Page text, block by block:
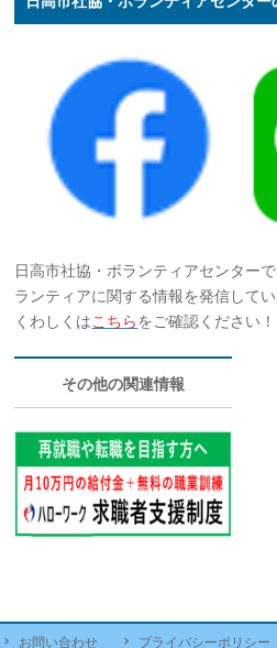
日高市社協・ボランティアセンター
ランティアに関する情報を発信してい
くわしくはこちらをご確認ください！
その他の関連情報
お問い合わせ プライバシーポリシー